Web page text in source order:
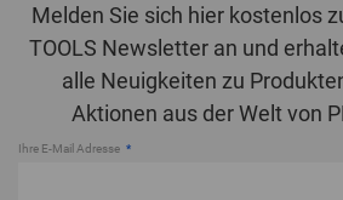
Melden Sie sich hier kostenlos
TOOLS Newsletter an und
alle Neuigkeiten zu
Aktionen aus der Welt von
Ihre E-Mail Adresse